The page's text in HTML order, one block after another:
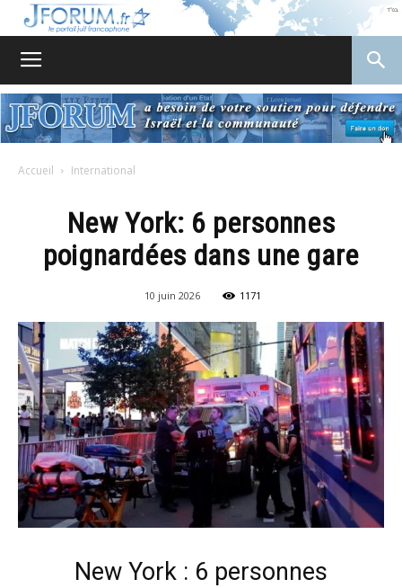
Accueil International
New York: 6 personnes
poignardées dans une gare
10 juin 2026 1171
New York : 6 personnes